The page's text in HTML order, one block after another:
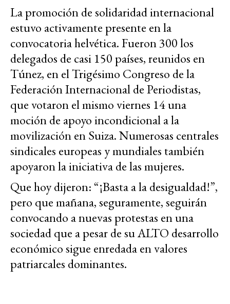
La promoción de solidaridad internacional
estuvo activamente presente en la
convocatoria helvética. Fueron 300 los
delegados de casi 150 países, reunidos en
Túnez, en el Trigésimo Congreso de la
Federación Internacional de Periodistas,
que votaron el mismo viernes 14 una
moción de apoyo incondicional a la
movilización en Suiza. Numerosas centrales
sindicales europeas y mundiales también
apoyaron la iniciativa de las mujeres.
Que hoy dijeron: “¡Basta a la desigualdad!”,
pero que mañana, seguramente, seguirán
convocando a nuevas protestas en una
sociedad que a pesar de su ALTO desarrollo
económico sigue enredada en valores
patriarcales dominantes.